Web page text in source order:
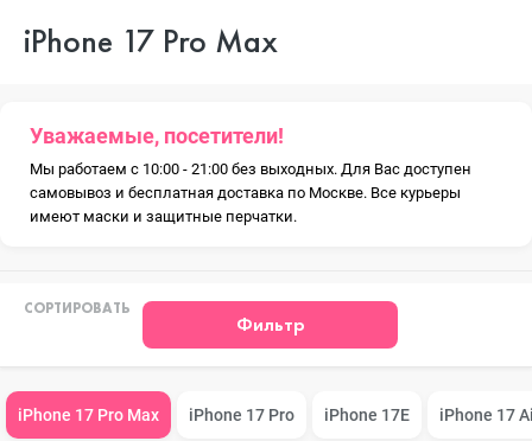
iPhone 17 Pro Max
Уважаемые, посетители!
Мы работаем с 10:00 - 21:00 без выходных. Для Вас доступен
самовывоз и бесплатная доставка по Москве. Все курьеры
имеют маски и защитные перчатки.
iPhone 17 Pro Max iPhone 17 Pro iPhone 17E iPhone 17
СОРТИРОВАТЬ
Фильтр